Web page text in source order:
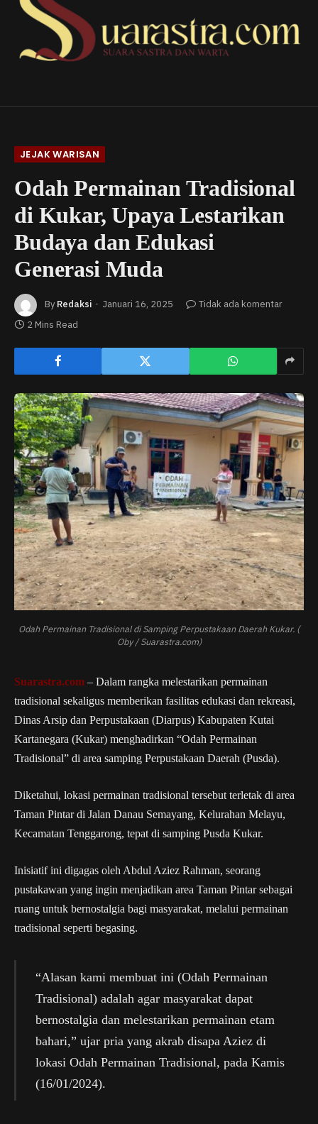
JEJAK WARISAN
Odah Permainan Tradisional
di Kukar, Upaya Lestarikan
Budaya dan Edukasi
Generasi Muda
By Redaksi Januari 16, 2025
Tidak ada komentar
2 Mins Read
Odah Permainan Tradisional di Samping Perpustakaan Daerah Kukar. (
Oby / Suarastra.com)
Suarastra.com – Dalam rangka melestarikan permainan
tradisional sekaligus memberikan fasilitas edukasi dan rekreasi,
Dinas Arsip dan Perpustakaan (Diarpus) Kabupaten Kutai
Kartanegara (Kukar) menghadirkan “Odah Permainan
Tradisional” di area samping Perpustakaan Daerah (Pusda).
Diketahui, lokasi permainan tradisional tersebut terletak di area
Taman Pintar di Jalan Danau Semayang, Kelurahan Melayu,
Kecamatan Tenggarong, tepat di samping Pusda Kukar.
Inisiatif ini digagas oleh Abdul Aziez Rahman, seorang
pustakawan yang ingin menjadikan area Taman Pintar sebagai
ruang untuk bernostalgia bagi masyarakat, melalui permainan
tradisional seperti begasing.
“Alasan kami membuat ini (Odah Permainan
Tradisional) adalah agar masyarakat dapat
bernostalgia dan melestarikan permainan etam
bahari,” ujar pria yang akrab disapa Aziez di
lokasi Odah Permainan Tradisional, pada Kamis
(16/01/2024).